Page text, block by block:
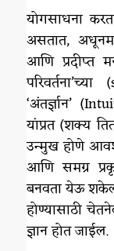
योगसाधना
असतात,
आणि प्रदीप्त
‘अंतर्ज्ञान’
यांप्रत (शक्य
उन्मुख होणे
आणि समग्र
बनवता येऊ
होण्यासाठी
ज्ञान होत जाईल.